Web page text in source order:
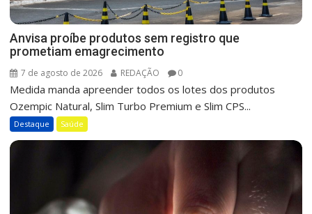
Anvisa proíbe produtos sem registro que
prometiam emagrecimento
7 de agosto de 2026 REDAÇÃO 0
Medida manda apreender todos os lotes dos produtos
Ozempic Natural, Slim Turbo Premium e Slim CPS...
Destaque Saúde